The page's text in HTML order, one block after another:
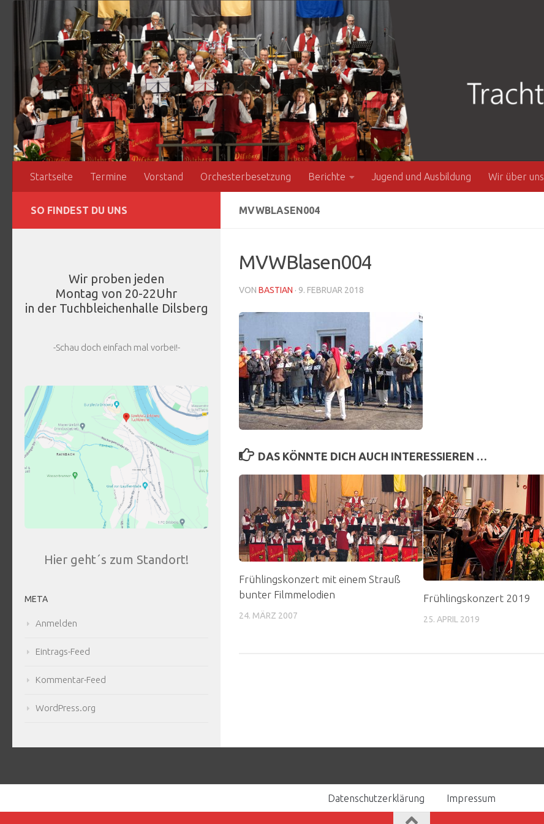
Zum Inhalt springen
Startseite Termine Vorstand Orchesterbesetzung Berichte Jugend und Ausbildung Wir über uns
MVWBLASEN004
MVWBlasen004
VON BASTIAN · 9. FEBRUAR 2018
DAS KÖNNTE DICH AUCH INTERESSIEREN …
Frühlingskonzert mit einem Strauß
bunter Filmmelodien
24. MÄRZ 2007
Frühlingskonzert 2019
25. APRIL 2019
SO FINDEST DU UNS
Wir proben jeden
Montag von 20-22Uhr
in der Tuchbleichenhalle Dilsberg
-Schau doch einfach mal vorbei!-
Hier geht´s zum Standort!
META
Anmelden
Eintrags-Feed
Kommentar-Feed
WordPress.org
Datenschutzerklärung Impressum